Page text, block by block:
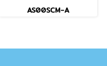
AS00SCM-A